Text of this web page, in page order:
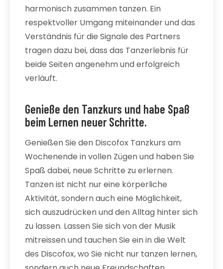
harmonisch zusammen tanzen. Ein
respektvoller Umgang miteinander und das
Verständnis für die Signale des Partners
tragen dazu bei, dass das Tanzerlebnis für
beide Seiten angenehm und erfolgreich
verläuft.
Genieße den Tanzkurs und habe Spaß
beim Lernen neuer Schritte.
Genießen Sie den Discofox Tanzkurs am
Wochenende in vollen Zügen und haben Sie
Spaß dabei, neue Schritte zu erlernen.
Tanzen ist nicht nur eine körperliche
Aktivität, sondern auch eine Möglichkeit,
sich auszudrücken und den Alltag hinter sich
zu lassen. Lassen Sie sich von der Musik
mitreissen und tauchen Sie ein in die Welt
des Discofox, wo Sie nicht nur tanzen lernen,